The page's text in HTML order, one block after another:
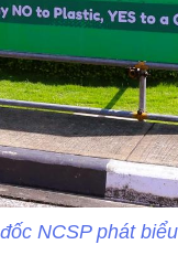
NCSP phát